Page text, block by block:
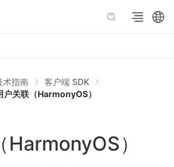
术指南
客户端 SDK
户关联（HarmonyOS）
HarmonyOS）